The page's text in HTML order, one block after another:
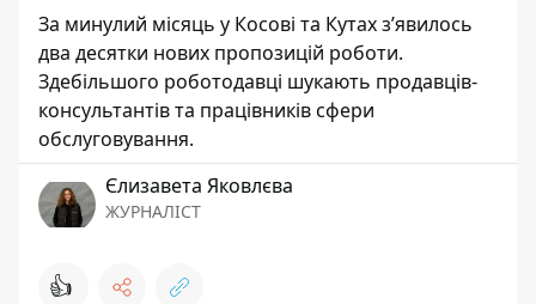
За минулий місяць у Косові та Кутах зʼявилось
два десятки нових пропозицій роботи.
Здебільшого роботодавці шукають продавців-
консультантів та працівників сфери
обслуговування.
Єлизавета Яковлєва
ЖУРНАЛІСТ
👍